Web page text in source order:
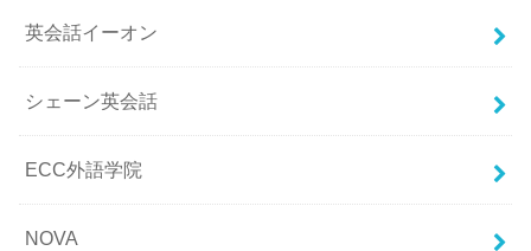
英会話イーオン
シェーン英会話
ECC外語学院
NOVA